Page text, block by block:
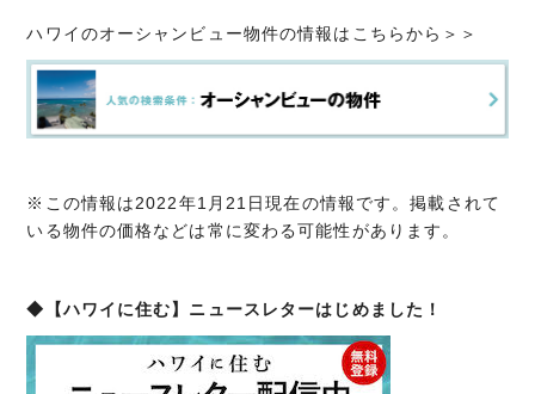
ハワイのオーシャンビュー物件の情報はこちらから＞＞
※この情報は2022年1月21日現在の情報です。掲載されて
いる物件の価格などは常に変わる可能性があります。
◆【ハワイに住む】ニュースレターはじめました！